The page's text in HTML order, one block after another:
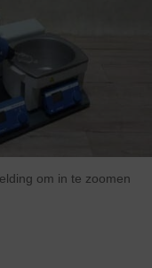
om in te zoomen